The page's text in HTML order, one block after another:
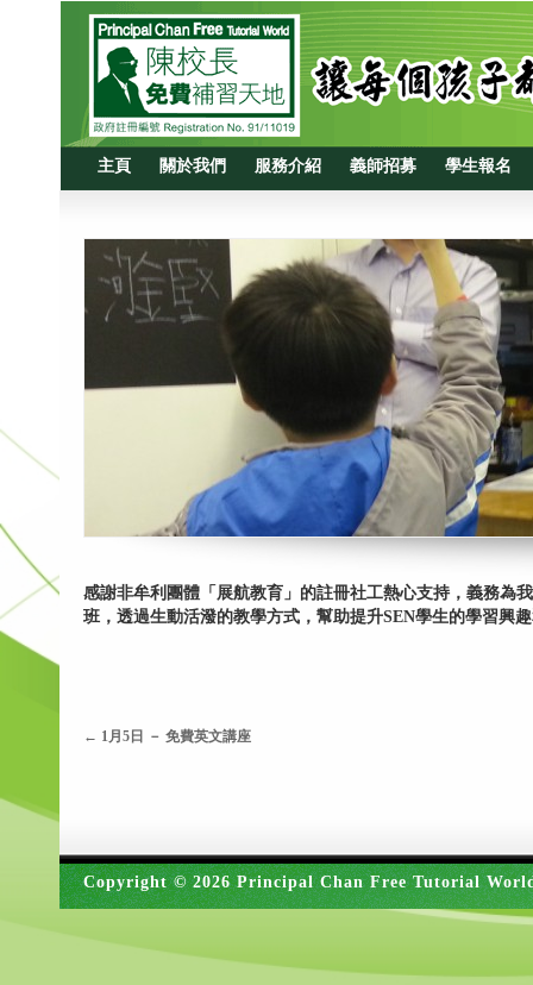
主頁 關於我們 服務介紹 義師招募 學生報名
感謝非牟利團體「展航教育」的註冊社工熱心支持，義務為
班，透過生動活潑的教學方式，幫助提升SEN學生的學習興
← 1月5日 － 免費英文講座
Copyright © 2026 Principal Chan Free Tutorial